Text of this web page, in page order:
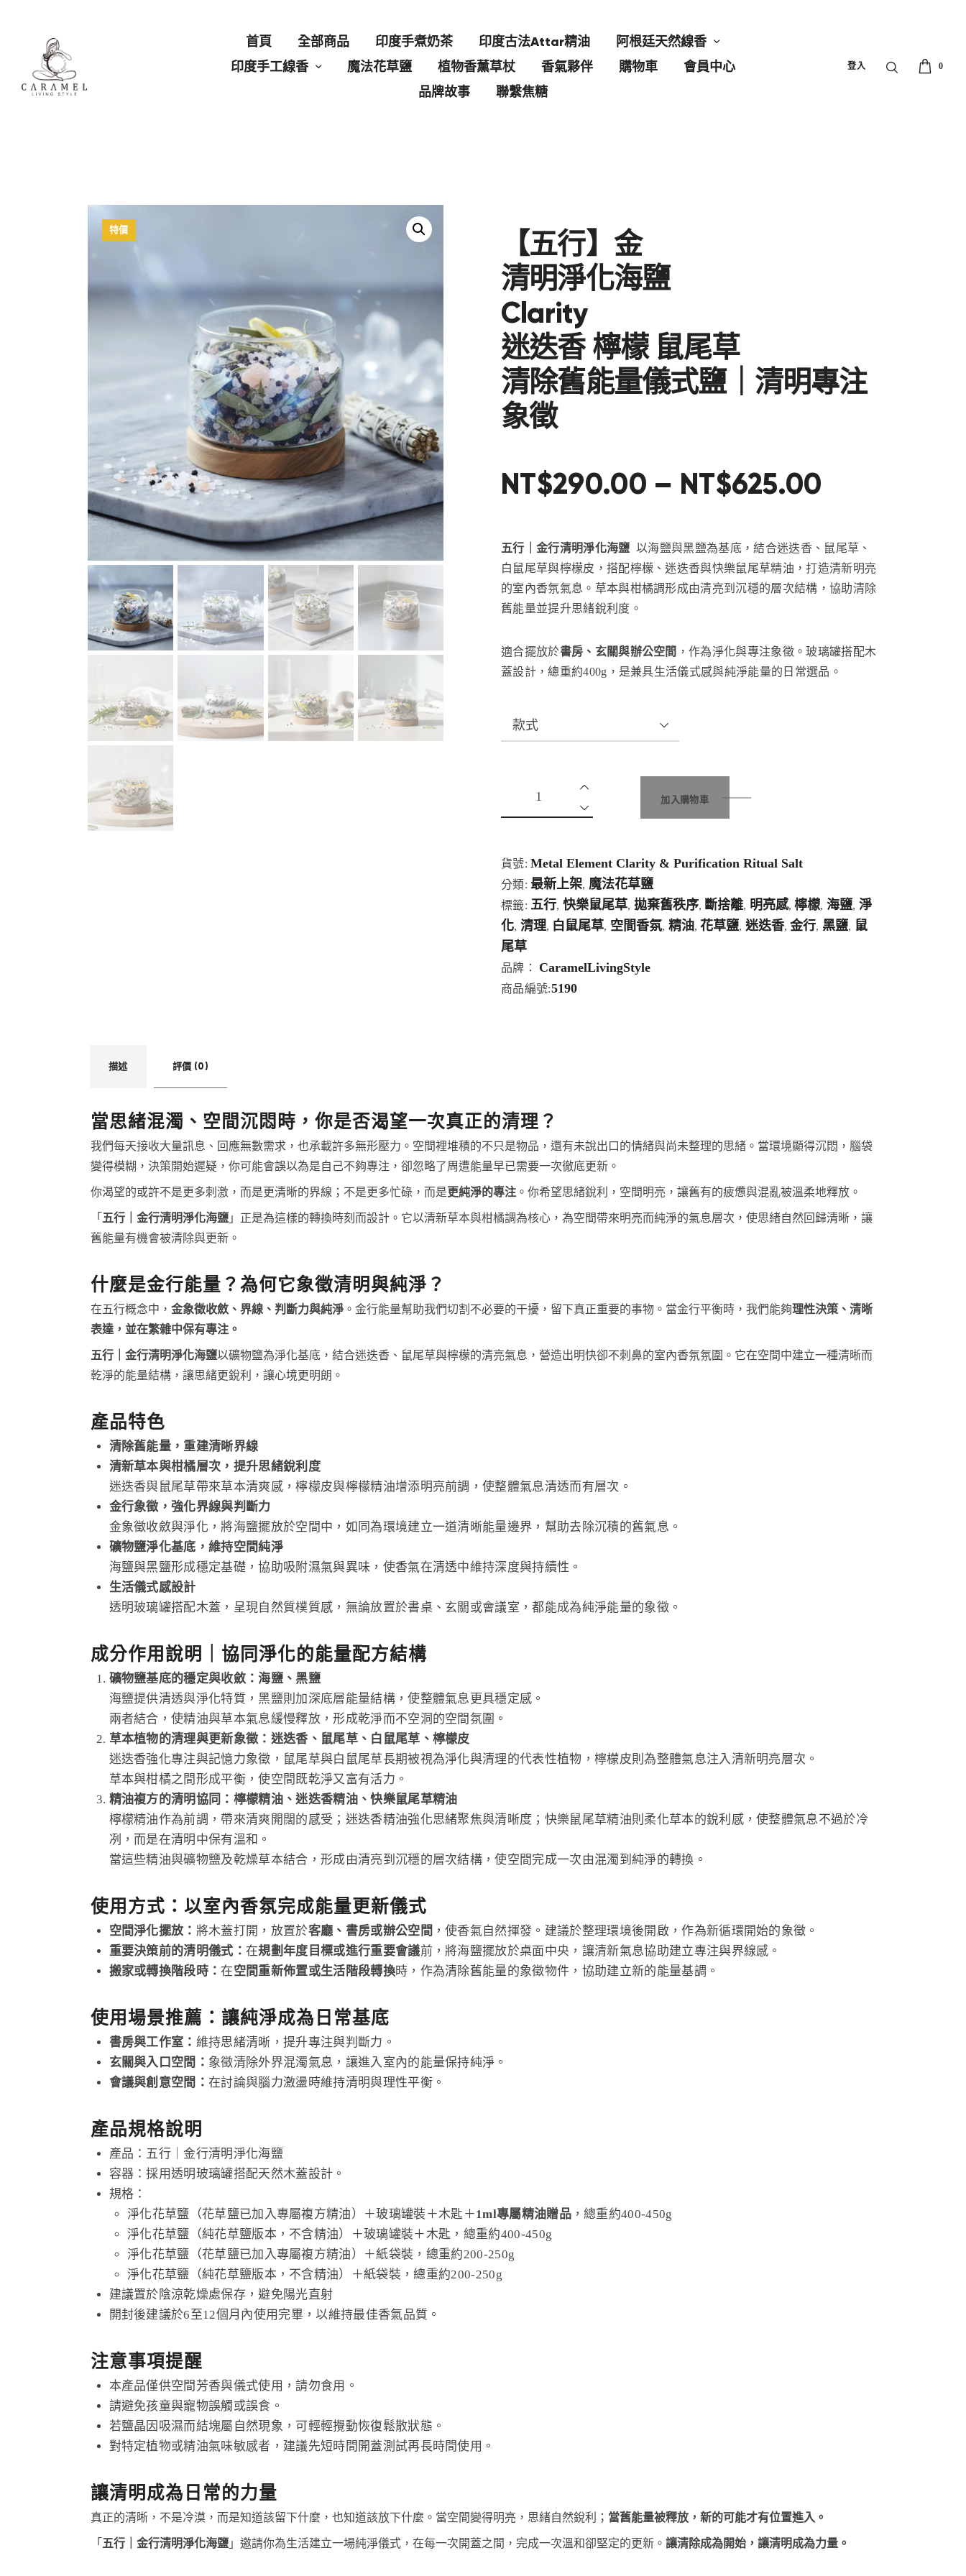
首頁 全部商品 印度手煮奶茶 印度古法Attar精油
阿根廷天然線香
印度手工線香
魔法花草鹽 植物香薰草杖 香氣夥伴 購物車
會員中心
品牌故事
聯繫焦糖
登入 0
特價
【五行】金
清明淨化海鹽
Clarity
迷迭香 檸檬 鼠尾草
清除舊能量儀式鹽｜清明專注
象徵
NT$290.00 – NT$625.00
五行｜金行清明淨化海鹽 以海鹽與黑鹽為基底，結合迷迭香、鼠尾草、
白鼠尾草與檸檬皮，搭配檸檬、迷迭香與快樂鼠尾草精油，打造清新明亮
的室內香氛氣息。草本與柑橘調形成由清亮到沉穩的層次結構，協助清除
舊能量並提升思緒銳利度。
適合擺放於書房、玄關與辦公空間 ，作為淨化與專注象徵。玻璃罐搭配木
蓋設計，總重約400g，是兼具生活儀式感與純淨能量的日常選品。
加入購物車
貨號:Metal Element Clarity & Purification Ritual Salt
分類:最新上架, 魔法花草鹽
標籤: 五行, 快樂鼠尾草, 拋棄舊秩序, 斷捨離, 明亮感,檸檬,海鹽, 淨
化, 清理, 白鼠尾草, 空間香氛, 精油,花草鹽, 迷迭香,金行, 黑鹽, 鼠
尾草
品牌： CaramelLivingStyle
商品編號:5190
描述 評價 (0)
當思緒混濁、空間沉悶時，你是否渴望一次真正的清理？
我們每天接收大量訊息、回應無數需求，也承載許多無形壓力。空間裡堆積的不只是物品，還有未說出口的情緒與尚未整理的思緒。當環境顯得沉悶，腦袋
變得模糊，決策開始遲疑，你可能會誤以為是自己不夠專注，卻忽略了周遭能量早已需要一次徹底更新。
你渴望的或許不是更多刺激，而是更清晰的界線；不是更多忙碌，而是更純淨的專注 。你希望思緒銳利，空間明亮，讓舊有的疲憊與混亂被溫柔地釋放。
「 五行｜金行清明淨化海鹽 」正是為這樣的轉換時刻而設計。它以清新草本與柑橘調為核心，為空間帶來明亮而純淨的氣息層次，使思緒自然回歸清晰，讓
舊能量有機會被清除與更新。
什麼是金行能量？為何它象徵清明與純淨？
在五行概念中， 金象徵收斂、界線、判斷力與純淨 。金行能量幫助我們切割不必要的干擾，留下真正重要的事物。當金行平衡時，我們能夠理性決策、清晰
表達，並在繁雜中保有專注。
五行｜金行清明淨化海鹽以礦物鹽為淨化基底，結合迷迭香、鼠尾草與檸檬的清亮氣息，營造出明快卻不刺鼻的室內香氛氛圍。它在空間中建立一種清晰而
乾淨的能量結構，讓思緒更銳利，讓心境更明朗。
產品特色
清除舊能量，重建清晰界線
清新草本與柑橘層次，提升思緒銳利度
迷迭香與鼠尾草帶來草本清爽感，檸檬皮與檸檬精油增添明亮前調，使整體氣息清透而有層次。
金行象徵，強化界線與判斷力
金象徵收斂與淨化，將海鹽擺放於空間中，如同為環境建立一道清晰能量邊界，幫助去除沉積的舊氣息。
礦物鹽淨化基底，維持空間純淨
海鹽與黑鹽形成穩定基礎，協助吸附濕氣與異味，使香氣在清透中維持深度與持續性。
生活儀式感設計
透明玻璃罐搭配木蓋，呈現自然質樸質感，無論放置於書桌、玄關或會議室，都能成為純淨能量的象徵。
成分作用說明｜ 協同淨化的能量配方結構
礦物鹽基底的穩定與收斂：海鹽、黑鹽
海鹽提供清透與淨化特質，黑鹽則加深底層能量結構，使整體氣息更具穩定感。
兩者結合，使精油與草本氣息緩慢釋放，形成乾淨而不空洞的空間氛圍。
草本植物的清理與更新象徵：迷迭香、鼠尾草、白鼠尾草、檸檬皮
迷迭香強化專注與記憶力象徵，鼠尾草與白鼠尾草長期被視為淨化與清理的代表性植物，檸檬皮則為整體氣息注入清新明亮層次。
草本與柑橘之間形成平衡，使空間既乾淨又富有活力。
精油複方的清明協同：檸檬精油、迷迭香精油、快樂鼠尾草精油
檸檬精油作為前調，帶來清爽開闊的感受；迷迭香精油強化思緒聚焦與清晰度；快樂鼠尾草精油則柔化草本的銳利感，使整體氣息不過於冷
冽，而是在清明中保有溫和。
當這些精油與礦物鹽及乾燥草本結合，形成由清亮到沉穩的層次結構，使空間完成一次由混濁到純淨的轉換。
使用方式：以室內香氛完成能量更新儀式
空間淨化擺放： 將木蓋打開，放置於客廳、書房或辦公空間 ，使香氣自然揮發。建議於整理環境後開啟，作為新循環開始的象徵。
重要決策前的清明儀式：在規劃年度目標或進行重要會議前，將海鹽擺放於桌面中央，讓清新氣息協助建立專注與界線感。
搬家或轉換階段時：在空間重新佈置或生活階段轉換時，作為清除舊能量的象徵物件，協助建立新的能量基調。
使用場景推薦：讓純淨成為日常基底
書房與工作室： 維持思緒清晰，提升專注與判斷力。
玄關與入口空間： 象徵清除外界混濁氣息，讓進入室內的能量保持純淨。
會議與創意空間：在討論與腦力激盪時維持清明與理性平衡。
產品規格說明
產品：五行｜金行清明淨化海鹽
容器：採用透明玻璃罐搭配天然木蓋設計。
規格：
淨化花草鹽（花草鹽已加入專屬複方精油）＋玻璃罐裝＋木匙＋1ml專屬精油贈品，總重約400-450g
淨化花草鹽（純花草鹽版本，不含精油）＋玻璃罐裝＋木匙，總重約400-450g
淨化花草鹽（花草鹽已加入專屬複方精油）＋紙袋裝，總重約200-250g
淨化花草鹽（純花草鹽版本，不含精油）＋紙袋裝，總重約200-250g
建議置於陰涼乾燥處保存，避免陽光直射
開封後建議於6至12個月內使用完畢，以維持最佳香氣品質。
注意事項提醒
本產品僅供空間芳香與儀式使用，請勿食用。
請避免孩童與寵物誤觸或誤食。
若鹽晶因吸濕而結塊屬自然現象，可輕輕攪動恢復鬆散狀態。
對特定植物或精油氣味敏感者，建議先短時間開蓋測試再長時間使用。
讓清明成為日常的力量
真正的清晰，不是冷漠，而是知道該留下什麼，也知道該放下什麼。當空間變得明亮，思緒自然銳利； 當舊能量被釋放，新的可能才有位置進入。
「 五行｜金行清明淨化海鹽 」邀請你為生活建立一場純淨儀式，在每一次開蓋之間，完成一次溫和卻堅定的更新。 讓清除成為開始，讓清明成為力量。